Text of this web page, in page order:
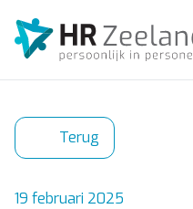
Terug
19 februari 2025